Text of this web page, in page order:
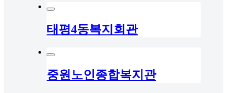
태평4동복지회관
중원노인종합복지관